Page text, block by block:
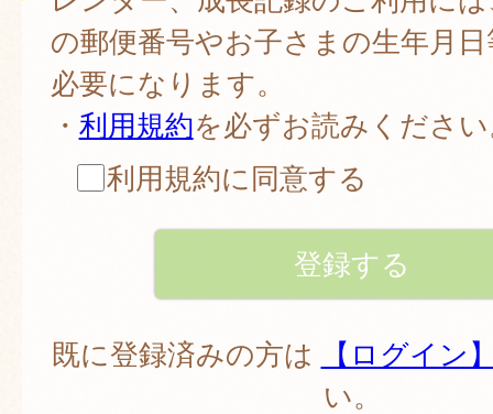
の郵便番号やお子さまの生年月
必要になります。
・ 利用規約を必ずお読みくださ
利用規約に同意する
既に登録済みの方は
【ログイン
い。